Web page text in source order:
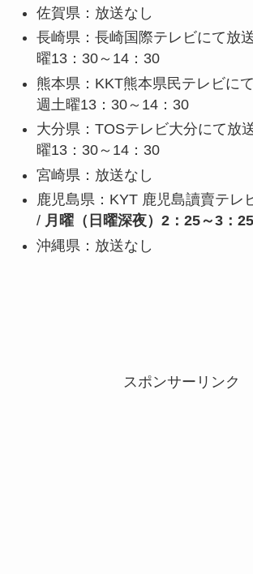
佐賀県：放送なし
長崎県：長崎国際テレビにて放
曜13：30～14：30
熊本県：KKT熊本県民テレビに
週土曜13：30～14：30
大分県：TOSテレビ大分にて放
曜13：30～14：30
宮崎県：放送なし
鹿児島県：KYT 鹿児島讀賣テレ
/ 月曜（日曜深夜）2：25～3：25
沖縄県：放送なし
スポンサーリンク